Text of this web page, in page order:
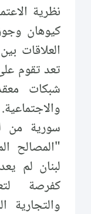
نظرية
كيوهان
العلاقات
تعد تقوم
شبكات
سورية من
"المصالح
لبنان لم
كفرصة